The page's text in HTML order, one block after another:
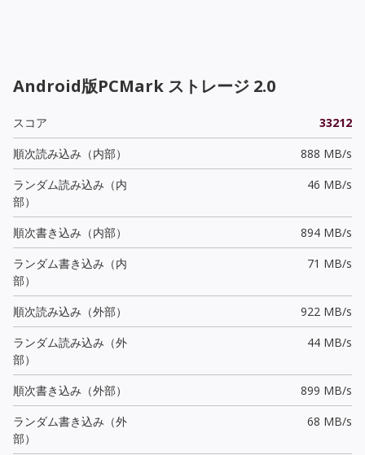
Android版PCMark ストレージ 2.0
スコア
33212
順次読み込み（内部）
888 MB/s
ランダム読み込み（内
部）
46 MB/s
順次書き込み（内部）
894 MB/s
ランダム書き込み（内
部）
71 MB/s
順次読み込み（外部）
922 MB/s
ランダム読み込み（外
部）
44 MB/s
順次書き込み（外部）
899 MB/s
ランダム書き込み（外
部）
68 MB/s